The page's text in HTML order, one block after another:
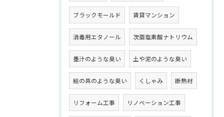
ブラックモールド 賃貸マンション
消毒用エタノール 次亜塩素酸ナトリウム
墨汁のような臭い 土や泥のような臭い
絵の具のような臭い くしゃみ 断熱材
リフォーム工事 リノベーション工事